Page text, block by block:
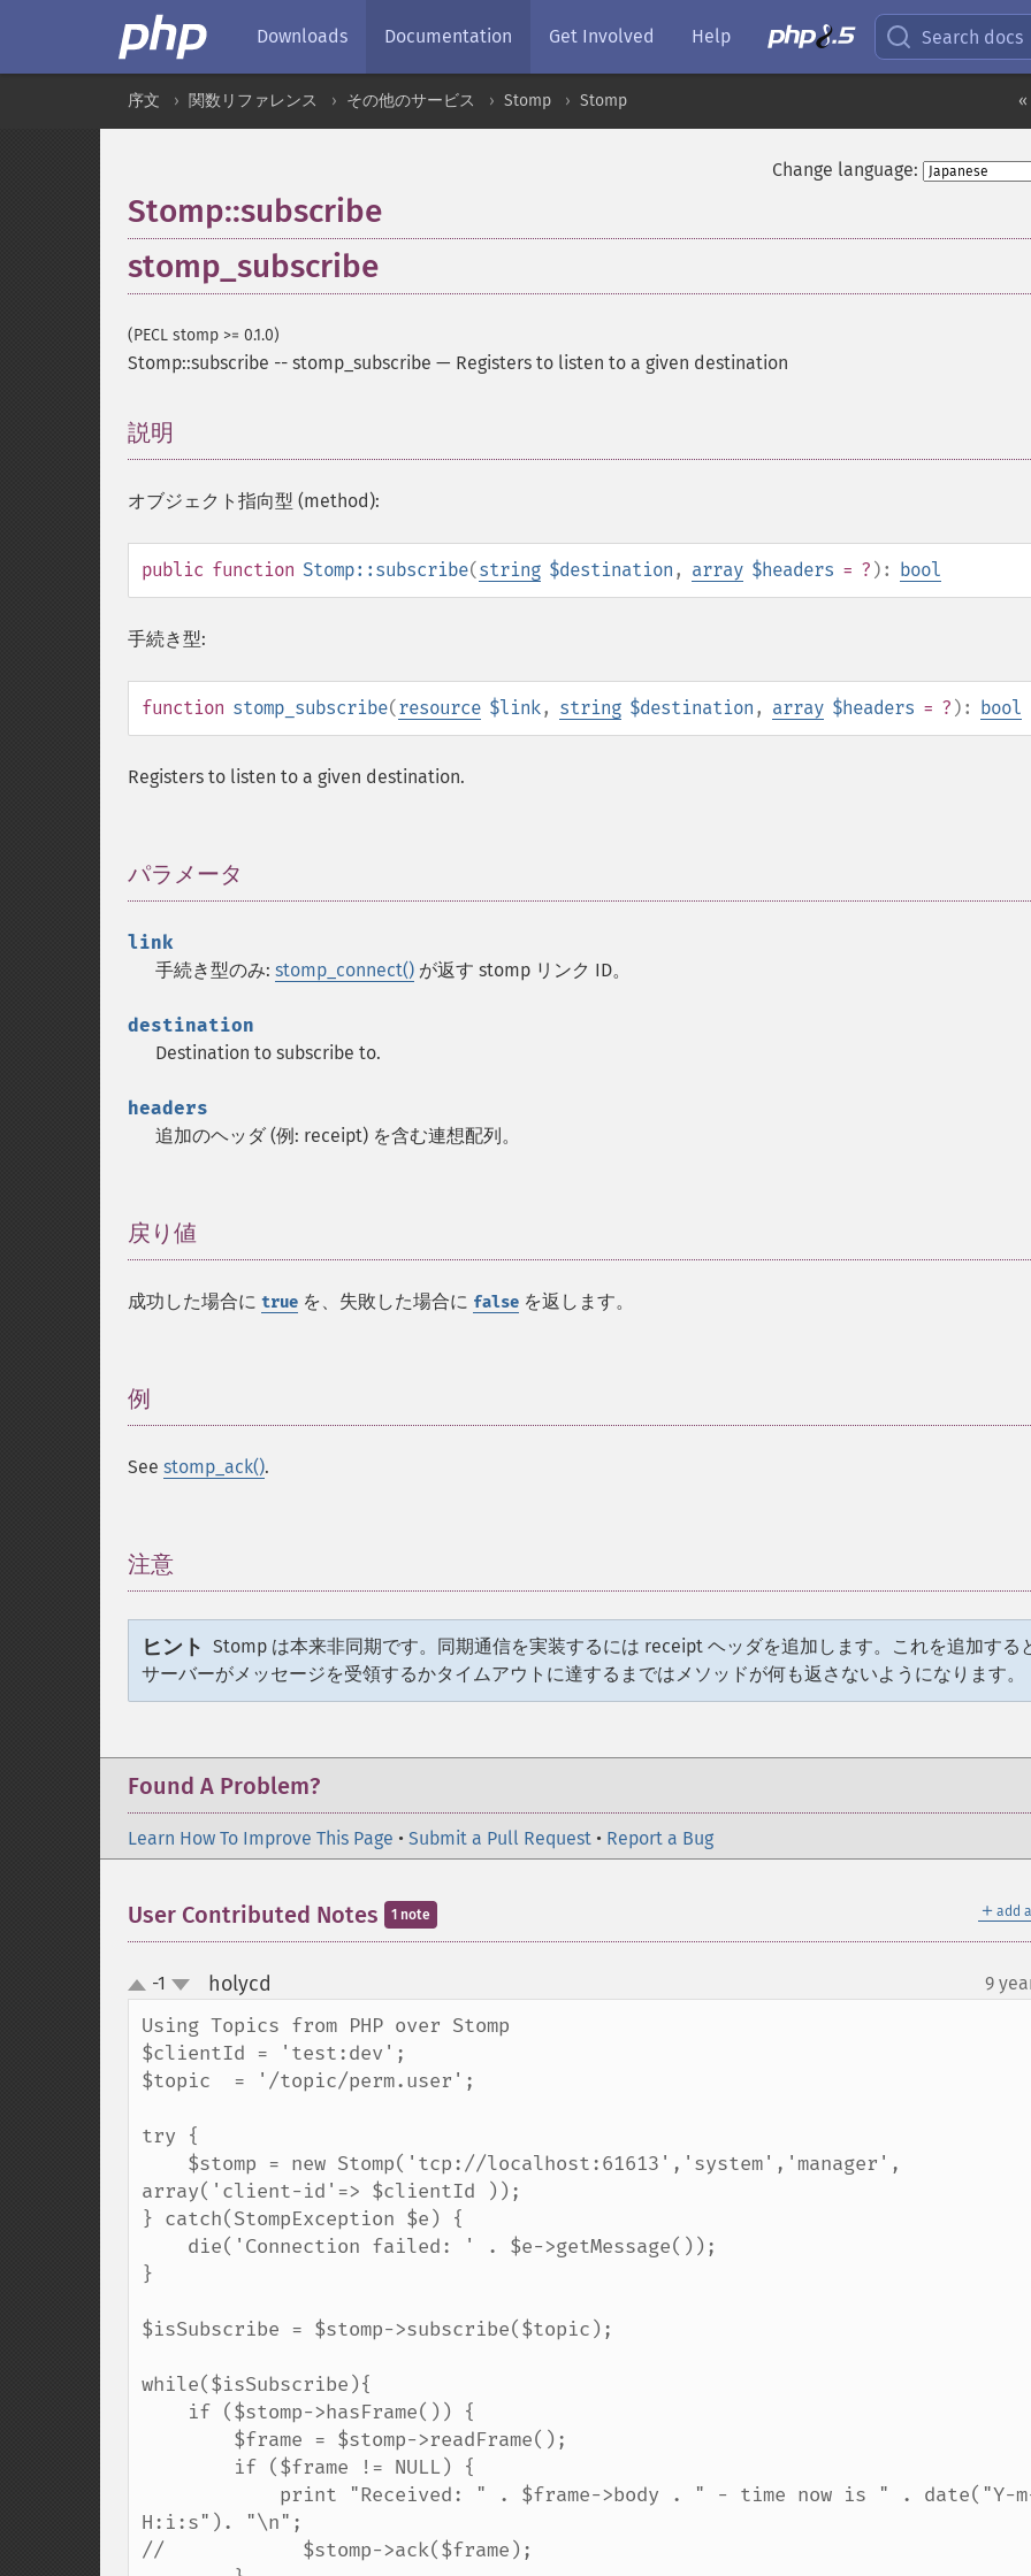
Downloads Documentation Get Involved Help Search docs
序文 関数リファレンス その他のサービス Stomp Stomp
Change language:
Stomp::subscribe
stomp_subscribe
(PECL stomp >= 0.1.0)
Stomp::subscribe -- stomp_subscribe — Registers to listen to a given destination
説明
オブジェクト指向型 (method):
public function Stomp::subscribe(string $destination , array $headers = ? ): bool
手続き型:
function stomp_subscribe(resource $link, string $destination , array $headers = ? ): bool
Registers to listen to a given destination.
パラメータ
link
手続き型のみ: stomp_connect() が返す stomp リンク ID。
destination
Destination to subscribe to.
headers
追加のヘッダ (例: receipt) を含む連想配列。
戻り値
成功した場合に true を、失敗した場合に false を返します。
例
See stomp_ack().
注意
ヒント Stomp は本来非同期です。同期通信を実装するには receipt ヘッダを追加します。これを追加する
サーバーがメッセージを受領するかタイムアウトに達するまではメソッドが何も返さないようになります。
Found A Problem?
Learn How To Improve This Page • Submit a Pull Request • Report a Bug
＋ add
User Contributed Notes 1 note
up
down
-1 holycd 9
Using Topics from PHP over Stomp
$clientId = 'test:dev';
$topic  = '/topic/perm.user';
try {
array('client-id'=> $clientId ));
} catch(StompException $e) {
}
$isSubscribe = $stomp->subscribe($topic);
while($isSubscribe){
H:i:s"). "\n";
//            $stomp->ack($frame);